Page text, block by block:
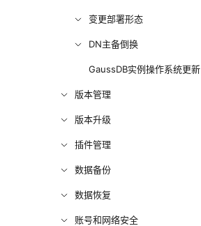
变更部署形态
DN主备倒换
GaussDB实例操作系统更新
版本管理
版本升级
插件管理
数据备份
数据恢复
账号和网络安全